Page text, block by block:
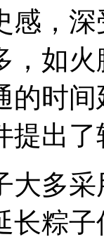
感，
，如
的时
提出
大多
长粽